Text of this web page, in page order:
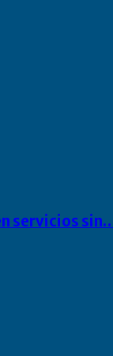
servicios